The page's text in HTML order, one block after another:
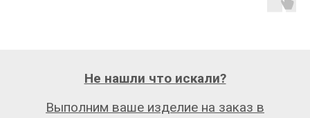
Выполним ваше изделие на заказ в
Не нашли что искали?